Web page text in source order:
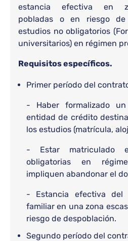
estancia efectiva en
pobladas o en riesgo de
estudios no obligatorios
universitarios) en régimen
Requisitos específicos.
Primer período del
- Haber formalizado
entidad de crédito
los estudios (matrícula,
- Estar matriculado
obligatorias en
impliquen abandonar el
- Estancia efectiva
familiar en una zona
riesgo de despoblación.
Segundo período del